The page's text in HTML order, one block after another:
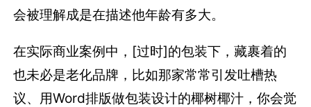
会被理解成是在描述他年龄有多大。
在实际商业案例中，[过时]的包装下，藏裹着的
也未必是老化品牌，比如那家常常引发吐槽热
议、用Word排版做包装设计的椰树椰汁，你会觉